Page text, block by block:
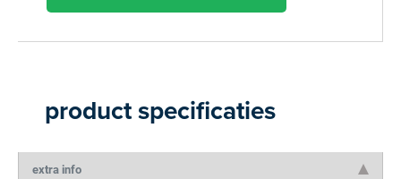
product specificaties
extra info